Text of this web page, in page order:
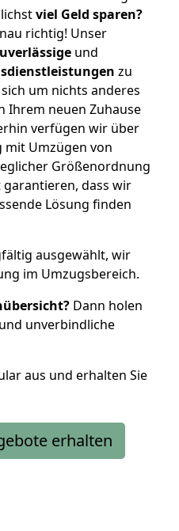
viel Geld sparen?
richtig! Unser
und
zu
um nichts anderes
Ihrem neuen Zuhause
verfügen wir über
Umzügen von
Größenordnung
dass wir
Lösung finden
ausgewählt, wir
im Umzugsbereich.
Dann holen
unverbindliche
aus und erhalten Sie
erhalten